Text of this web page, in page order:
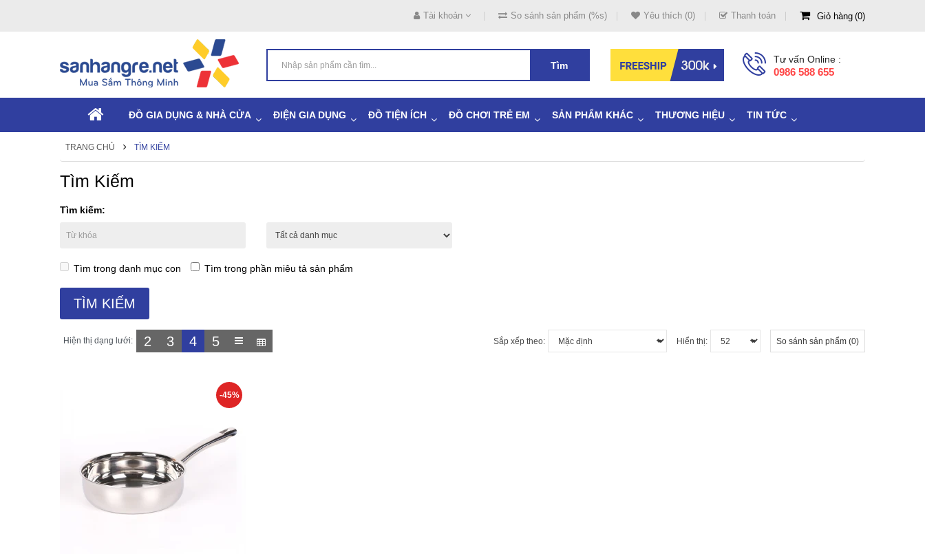
Tài khoản So sánh sản phẩm (%s) Yêu thích (0) Thanh toán Giỏ hàng 0
Tìm
Tư vấn Online :
0986 588 655
ĐỒ GIA DỤNG & NHÀ CỬA ĐIỆN GIA DỤNG ĐỒ TIỆN ÍCH ĐỒ CHƠI TRẺ EM SẢN PHẨM KHÁC THƯƠNG HIỆU TIN TỨC
TRANG CHỦ TÌM KIẾM
Tìm Kiếm
Tìm kiếm:
Tìm trong danh mục con Tìm trong phần miêu tả sản phẩm
Hiện thị dạng lưới: 2 3 4 5 Sắp xếp theo: Hiển thị: So sánh sản phẩm (0)
-45%